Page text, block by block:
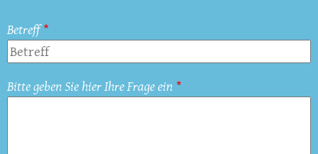
Betreff
Bitte geben Sie hier Ihre Frage ein